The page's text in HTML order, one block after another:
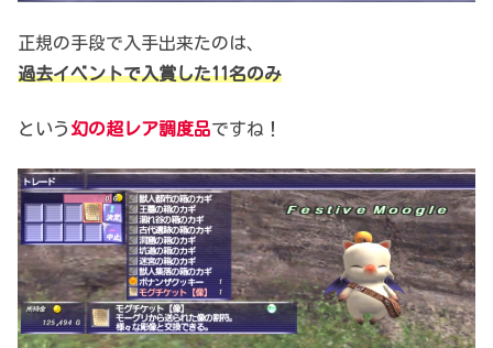
正規の手段で入手出来たのは、
過去イベントで入賞した11名のみ
という 幻の超レア調度品ですね！